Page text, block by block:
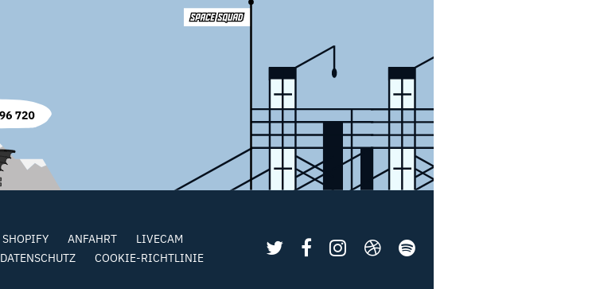
SHOPIFY ANFAHRT
LIVECAM
DATENSCHUTZ COOKIE-RICHTLINIE
SPACESPACESPACESPACESPACE